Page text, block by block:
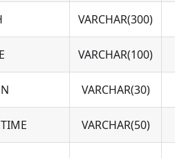
VARCHAR(300)
VARCHAR(100)
VARCHAR(30)
VARCHAR(50)